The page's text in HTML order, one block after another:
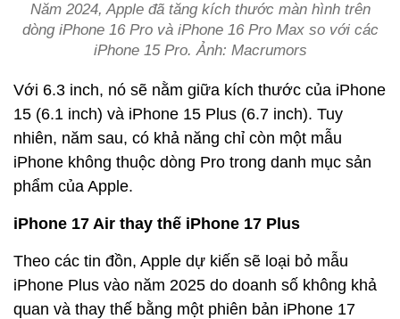
Năm 2024, Apple đã tăng kích thước màn hình trên
dòng iPhone 16 Pro và iPhone 16 Pro Max so với các
iPhone 15 Pro. Ảnh: Macrumors
Với 6.3 inch, nó sẽ nằm giữa kích thước của iPhone
15 (6.1 inch) và iPhone 15 Plus (6.7 inch). Tuy
nhiên, năm sau, có khả năng chỉ còn một mẫu
iPhone không thuộc dòng Pro trong danh mục sản
phẩm của Apple.
iPhone 17 Air thay thế iPhone 17 Plus
Theo các tin đồn, Apple dự kiến sẽ loại bỏ mẫu
iPhone Plus vào năm 2025 do doanh số không khả
quan và thay thế bằng một phiên bản iPhone 17